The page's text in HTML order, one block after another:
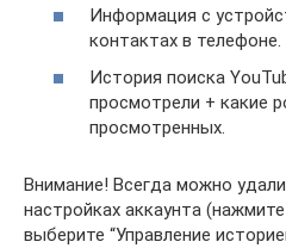
Информация с
контактах в телефоне.
История поиска
просмотрели + какие
просмотренных.
Внимание! Всегда можно
настройках аккаунта
выберите “Управление